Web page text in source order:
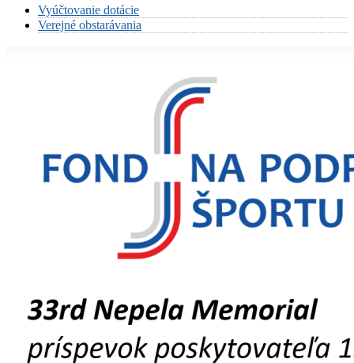
Vyúčtovanie dotácie
Verejné obstarávania